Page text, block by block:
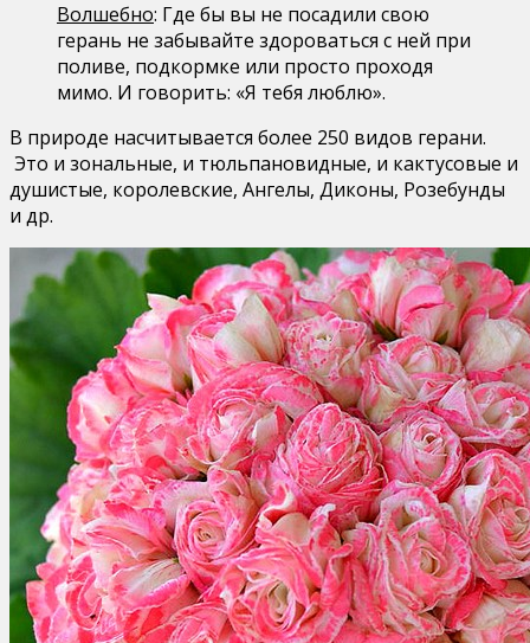
Волшебно: Где бы вы не посадили свою
герань не забывайте здороваться с ней при
поливе, подкормке или просто проходя
мимо. И говорить: «Я тебя люблю».
В природе насчитывается более 250 видов герани.
Это и зональные, и тюльпановидные, и кактусовые и
душистые, королевские, Ангелы, Диконы, Розебунды
и др.